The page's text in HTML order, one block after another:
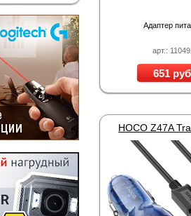
арт.:
Адаптер
651